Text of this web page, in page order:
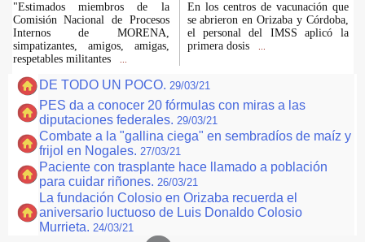
"Estimados miembros de la
Comisión Nacional de Procesos
Internos de MORENA,
simpatizantes, amigos, amigas,
respetables militantes
En los centros de vacunación que
se abrieron en Orizaba y Córdoba,
el personal del IMSS aplicó la
primera dosis
DE TODO UN POCO. 29/03/21
PES da a conocer 20 fórmulas con miras a las
diputaciones federales. 29/03/21
Combate a la "gallina ciega" en sembradíos de maíz y
frijol en Nogales. 27/03/21
Paciente con trasplante hace llamado a población
para cuidar riñones. 26/03/21
La fundación Colosio en Orizaba recuerda el
aniversario luctuoso de Luis Donaldo Colosio
Murrieta. 24/03/21